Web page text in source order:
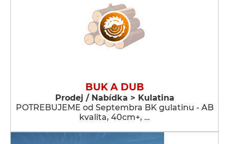
BUK A DUB
Prodej / Nabídka > Kulatina
POTREBUJEME od Septembra BK gulatinu - AB
kvalita, 40cm+, …